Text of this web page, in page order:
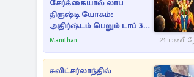
சேர்க்கையால் லாப
திருஷ்டி யோகம்:
அதிர்ஷ்டம் பெறும் டாப் 3
ராசிகள்!
Manithan 21 மணி
சுவிட்சர்லாந்தில்